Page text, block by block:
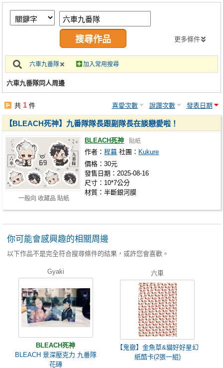
交流中心
攤位轉讓區
會員功能選單
註冊會員
更多條件
六車九番隊 加入常用搜尋
六車九番隊同人周邊
共 1 件 喜愛次數 說讚次數 發表日期
一般向 收藏品 貼紙
【BLEACH死神】九番隊隊長跟副隊長在談戀愛啦！
BLEACH死神 貼紙
作者：程暮 社團： Kukure
價格：30元
發售日期：2025-08-16
尺寸：10*7公分
材質：半斷銀河膜
你可能會感興趣的相關周邊
以下作品不是完全符合搜尋條件的結果，或許您會喜歡。
Gyaki
BLEACH死神
BLEACH 景深壓克力 九番隊
花磚
六車
【鬼徹】金魚草&貓好好星幻
紙酷卡(2張一組)